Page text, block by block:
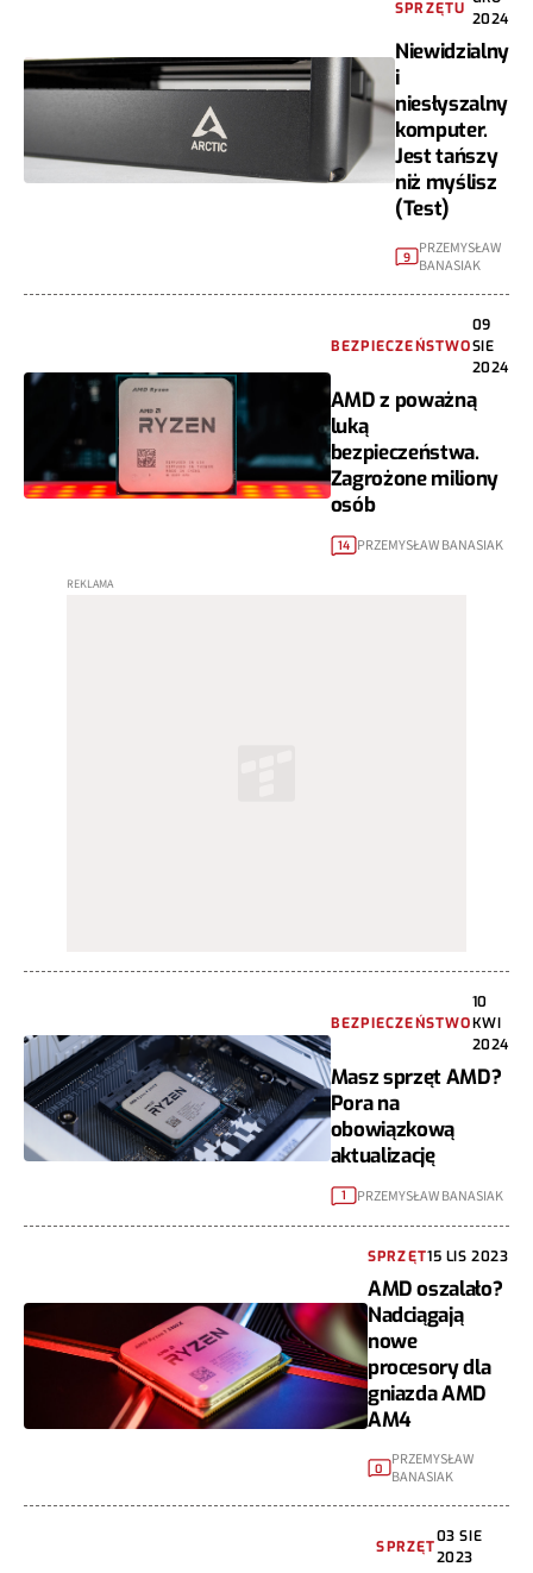
SPRZĘTU
2024
Niewidzialny
i
niesłyszalny
komputer.
Jest tańszy
niż myślisz
(Test)
9
PRZEMYSŁAW
BANASIAK
BEZPIECZEŃSTWO
09
SIE
2024
AMD z poważną
luką
bezpieczeństwa.
Zagrożone miliony
osób
14 PRZEMYSŁAW BANASIAK
BEZPIECZEŃSTWO
10
KWI
2024
Masz sprzęt AMD?
Pora na
obowiązkową
aktualizację
1 PRZEMYSŁAW BANASIAK
SPRZĘT15 LIS 2023
AMD oszalało?
Nadciągają
nowe
procesory dla
gniazda AMD
AM4
0
PRZEMYSŁAW
BANASIAK
SPRZĘT
03 SIE
2023